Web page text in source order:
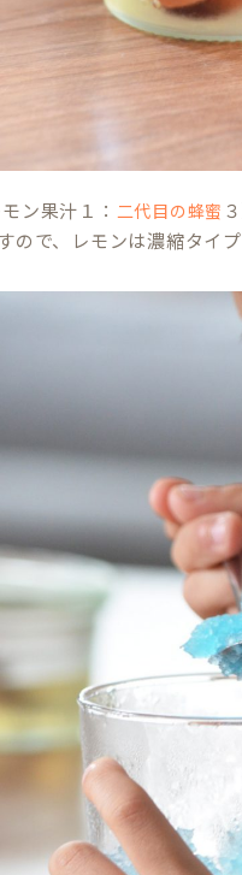
ン果汁１： 二代目の蜂蜜
ので、レモンは濃縮タイ